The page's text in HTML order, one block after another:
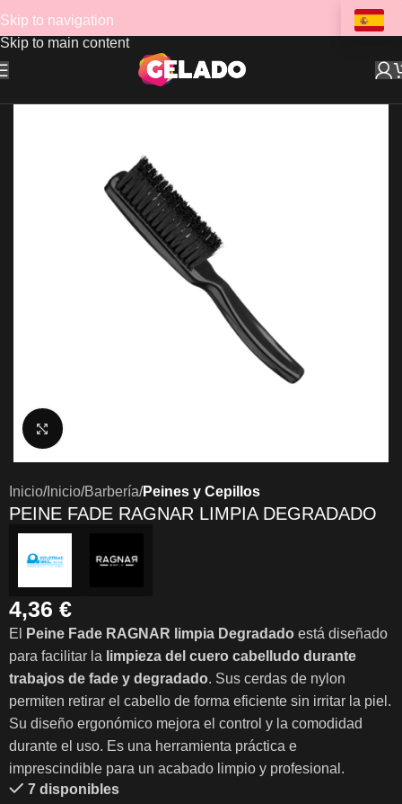
Skip to navigation
Skip to main content
Clic para ampliar
Inicio Inicio Barbería Peines y Cepillos
PEINE FADE RAGNAR LIMPIA DEGRADADO
4,36 €
El Peine Fade RAGNAR limpia Degradado está diseñado
para facilitar la limpieza del cuero cabelludo durante
trabajos de fade y degradado. Sus cerdas de nylon
permiten retirar el cabello de forma eficiente sin irritar la piel.
Su diseño ergonómico mejora el control y la comodidad
durante el uso. Es una herramienta práctica e
imprescindible para un acabado limpio y profesional.
7 disponibles